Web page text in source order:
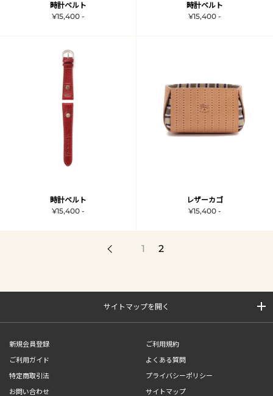
時計ベルト
¥15,400 -
時計ベルト
¥15,400 -
時計ベルト
¥15,400 -
レザーカゴ
¥15,400 -
1 2
サイトマップを開く
新規会員登録
ご利用規約
ご利用ガイド
よくある質問
特定商取引法
プライバシーポリシー
お問い合わせ
サイトマップ